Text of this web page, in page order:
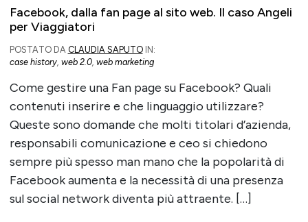
Facebook, dalla fan page al sito web. Il caso Angeli
per Viaggiatori
POSTATO DA CLAUDIA SAPUTOIN:
case history, web 2.0, web marketing
Come gestire una Fan page su Facebook? Quali
contenuti inserire e che linguaggio utilizzare?
Queste sono domande che molti titolari d’azienda,
responsabili comunicazione e ceo si chiedono
sempre più spesso man mano che la popolarità di
Facebook aumenta e la necessità di una presenza
sul social network diventa più attraente. […]